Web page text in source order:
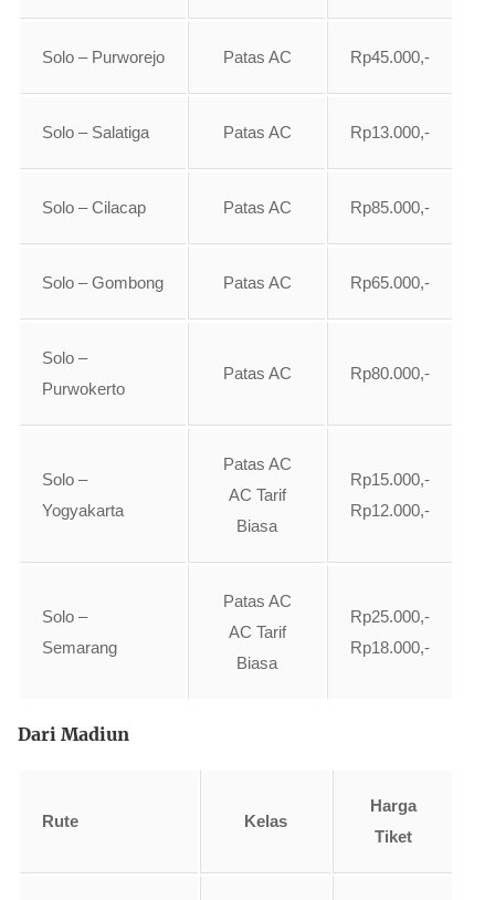
Solo – Purworejo Patas AC Rp45.000,-
Solo – Salatiga Patas AC Rp13.000,-
Solo – Cilacap Patas AC Rp85.000,-
Solo – Gombong Patas AC Rp65.000,-
Solo –
Purwokerto
Patas AC Rp80.000,-
Solo –
Yogyakarta
Patas AC
AC Tarif
Biasa
Rp15.000,-
Rp12.000,-
Solo –
Semarang
Patas AC
AC Tarif
Biasa
Rp25.000,-
Rp18.000,-
Dari Madiun
Rute Kelas
Harga
Tiket